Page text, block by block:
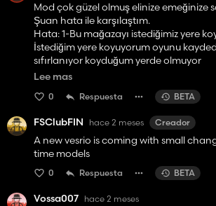
Mod çok güzel olmuş elinize emeğinize
Şuan hata ile karşılaştım.
Hata: 1-Bu mağazayı istediğimiz yere
İstediğim yere koyuyorum oyunu
sıfırlanıyor koyduğum yerde olmuyor
2-https://www.kingmods.net/tr/fs25/
Bu modda da 3 tane değer var su
ihtiyacı ve sağlık diye o değerleri
taşıyabiliyorsun. İstediğim yere
kaydedip çıkınca yine eski yerine geliyor.
3-
https://www.kingmods.net/en/fs25/
list Bu modda da görevleri yazıyorum
oyunu kaydedip çıkınca yine
eklenmemiş gibi oluyor
Lee mas
0 Respuesta BETA
FSClubFIN hace 2 meses Creador
A new vesrio is coming with small
time models
0 Respuesta BETA
Vossa007 hace 2 meses